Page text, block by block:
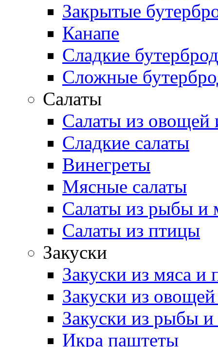
Закрытые
Канапе
Сладкие
Сложные
Салаты
Салаты из овощей
Сладкие салаты
Винегреты
Мясные салаты
Салаты из рыбы и
Салаты из птицы
Закуски
Закуски из мяса и
Закуски из
Закуски из рыбы
Икра паштеты